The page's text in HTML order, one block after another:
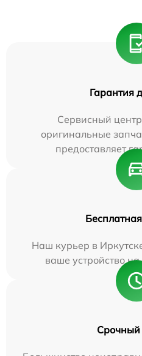
Гарантия
Сервисный
оригинальные
предоставляет
Наш курьер в
ваше устройство
Срочный